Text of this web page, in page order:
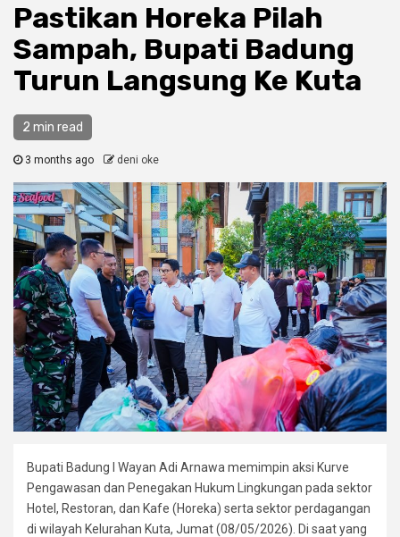
Pastikan Horeka Pilah
Sampah, Bupati Badung
Turun Langsung Ke Kuta
2 min read
3 months ago deni oke
Bupati Badung I Wayan Adi Arnawa memimpin aksi Kurve
Pengawasan dan Penegakan Hukum Lingkungan pada sektor
Hotel, Restoran, dan Kafe (Horeka) serta sektor perdagangan
di wilayah Kelurahan Kuta, Jumat (08/05/2026). Di saat yang